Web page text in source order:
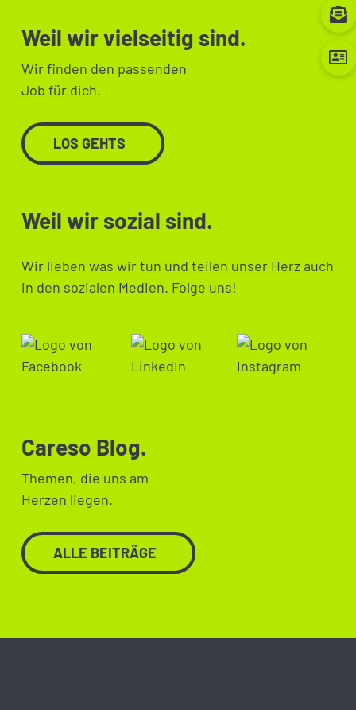
Weil wir vielseitig sind.
Wir finden den passenden
Job für dich.
LOS GEHTS
Weil wir sozial sind.
Wir lieben was wir tun und teilen unser Herz auch
in den sozialen Medien. Folge uns!
Careso Blog.
Themen, die uns am
Herzen liegen.
ALLE BEITRÄGE